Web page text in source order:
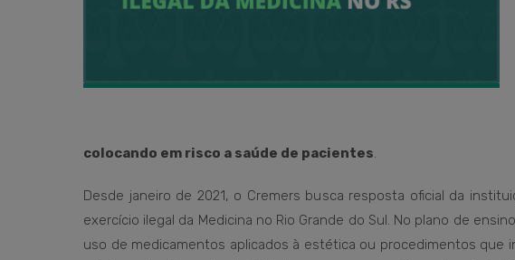
colocando em risco a saúde de pacientes.
Desde janeiro de 2021, o Cremers busca resposta oficial da
exercício ilegal da Medicina no Rio Grande do Sul. No plano de
uso de medicamentos aplicados à estética ou procedimentos que